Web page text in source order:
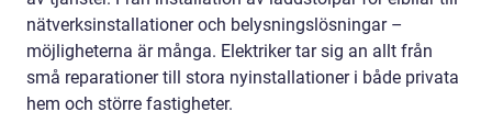
nätverksinstallationer och belysningslösningar –
möjligheterna är många. Elektriker tar sig an allt från
små reparationer till stora nyinstallationer i både privata
hem och större fastigheter.